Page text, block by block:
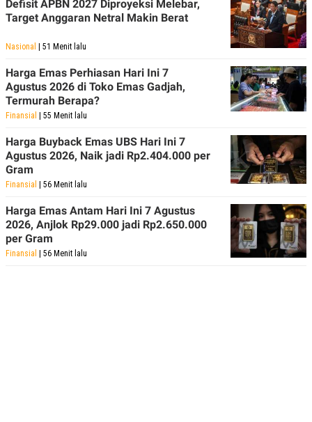
Defisit APBN 2027 Diproyeksi Melebar,
Target Anggaran Netral Makin Berat
Nasional | 51 Menit lalu
Harga Emas Perhiasan Hari Ini 7
Agustus 2026 di Toko Emas Gadjah,
Termurah Berapa?
Finansial | 55 Menit lalu
Harga Buyback Emas UBS Hari Ini 7
Agustus 2026, Naik jadi Rp2.404.000 per
Gram
Finansial | 56 Menit lalu
Harga Emas Antam Hari Ini 7 Agustus
2026, Anjlok Rp29.000 jadi Rp2.650.000
per Gram
Finansial | 56 Menit lalu